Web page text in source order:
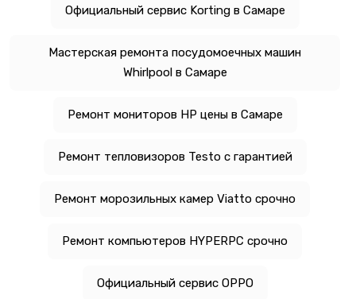
Официальный сервис Korting в Самаре
Мастерская ремонта посудомоечных машин
Whirlpool в Самаре
Ремонт мониторов HP цены в Самаре
Ремонт тепловизоров Testo с гарантией
Ремонт морозильных камер Viatto срочно
Ремонт компьютеров HYPERPC срочно
Официальный сервис OPPO